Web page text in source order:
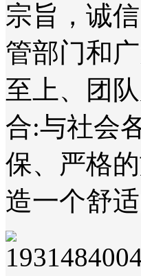
宗旨，诚
管部门和
至上、团
合:与社会
保、严格
造一个舒